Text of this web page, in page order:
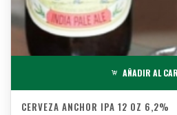
AÑADIR AL
CERVEZA ANCHOR IPA 12 OZ 6,2%